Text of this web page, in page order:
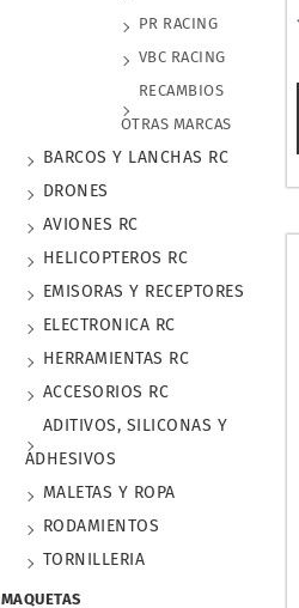
PR RACING
VBC RACING
RECAMBIOS
OTRAS MARCAS
BARCOS Y LANCHAS RC
DRONES
AVIONES RC
HELICOPTEROS RC
EMISORAS Y RECEPTORES
ELECTRONICA RC
HERRAMIENTAS RC
ACCESORIOS RC
ADITIVOS, SILICONAS Y
ADHESIVOS
MALETAS Y ROPA
RODAMIENTOS
TORNILLERIA
MAQUETAS